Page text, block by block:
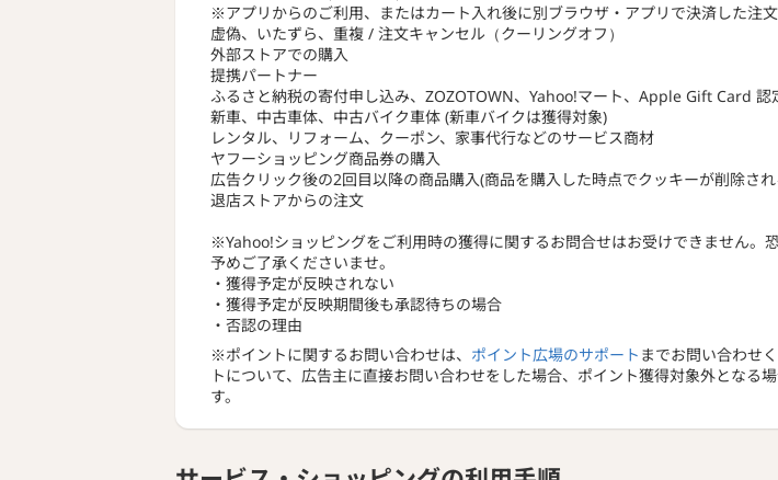
※アプリからのご利用、またはカート入れ後に別ブラウザ・アプリで決済した注文
虚偽、いたずら、重複 / 注文キャンセル（クーリングオフ）
外部ストアでの購入
提携パートナー
ふるさと納税の寄付申し込み、ZOZOTOWN、Yahoo!マート、Apple Gift Card 認
新車、中古車体、中古バイク車体 (新車バイクは獲得対象)
レンタル、リフォーム、クーポン、家事代行などのサービス商材
ヤフーショッピング商品券の購入
広告クリック後の2回目以降の商品購入(商品を購入した時点でクッキーが削除さ
退店ストアからの注文
※Yahoo!ショッピングをご利用時の獲得に関するお問合せはお受けできません。恐
予めご了承くださいませ。
・獲得予定が反映されない
・獲得予定が反映期間後も承認待ちの場合
・否認の理由
※ポイントに関するお問い合わせは、 ポイント広場のサポート までお問い合わせ
トについて、広告主に直接お問い合わせをした場合、ポイント獲得対象外となる
す。